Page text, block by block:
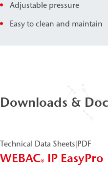
Adjustable pressure
Easy to clean and maintain
Downloads &
Technical Data Sheets PDF
WEBAC® IP EasyPro